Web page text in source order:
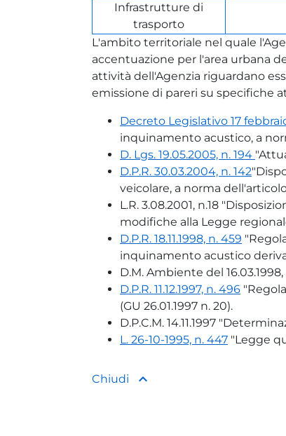
Infrastrutture di
trasporto
L'ambito territoriale nel quale
accentuazione per l'area urbana
attività dell'Agenzia riguardano
emissione di pareri su specifiche
Decreto Legislativo 17
inquinamento acustico, a
D. Lgs. 19.05.2005, n. 194
D.P.R. 30.03.2004, n. 142
veicolare, a norma
L.R. 3.08.2001, n.18
modifiche alla Legge
D.P.R. 18.11.1998, n. 459
inquinamento acustico
D.M. Ambiente del
D.P.R. 11.12.1997, n. 496
(GU 26.01.1997 n. 20).
D.P.C.M. 14.11.1997
L. 26-10-1995, n. 447 "Legge
Chiudi keyboard_arrow_up